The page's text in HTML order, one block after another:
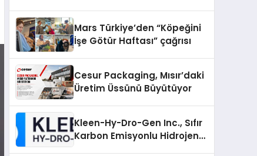
Mars Türkiye’den “Köpeğini
İşe Götür Haftası” çağrısı
Cesur Packaging, Mısır’daki
Üretim Üssünü Büyütüyor
Kleen-Hy-Dro-Gen Inc., Sıfır
Karbon Emisyonlu Hidrojen